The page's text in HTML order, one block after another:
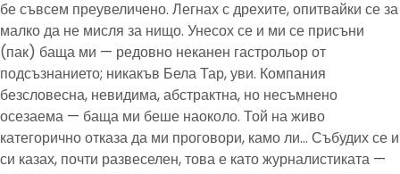
бе съвсем преувеличено. Легнах с дрехите, опитвайки се за
малко да не мисля за нищо. Унесох се и ми се присъни
(пак) баща ми — редовно неканен гастрольор от
подсъзнанието; никакъв Бела Тар, уви. Компания
безсловесна, невидима, абстрактна, но несъмнено
осезаема — баща ми беше наоколо. Той на живо
категорично отказа да ми проговори, камо ли… Събудих се и
си казах, почти развеселен, това е като журналистиката —